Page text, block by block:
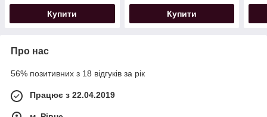
Купити Купити
Про нас
56% позитивних з 18 відгуків за рік
Працює з 22.04.2019